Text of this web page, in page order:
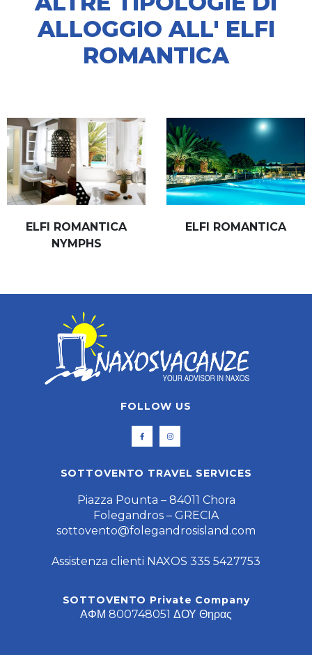
ALLOGGIO ALL' ELFI
ROMANTICA
ELFI ROMANTICA
NYMPHS
ELFI ROMANTICA
FOLLOW US
SOTTOVENTO TRAVEL SERVICES
Piazza Pounta – 84011 Chora
Folegandros – GRECIA
sottovento@folegandrosisland.com
Assistenza clienti NAXOS 335 5427753
SOTTOVENTO Private Company
ΑΦΜ 800748051 ΔΟΥ Θηρας